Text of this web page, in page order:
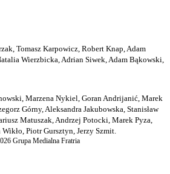
Tomasz Karpowicz, Robert Knap, Adam
Wierzbicka, Adrian Siwek, Adam Bąkowski,
Marzena Nykiel, Goran Andrijanić, Marek
Górny, Aleksandra Jakubowska, Stanisław
Matuszak, Andrzej Potocki, Marek Pyza,
Piotr Gursztyn, Jerzy Szmit.
Grupa Medialna Fratria